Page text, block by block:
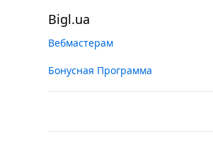
Bigl.ua
Вебмастерам
Бонусная Программа